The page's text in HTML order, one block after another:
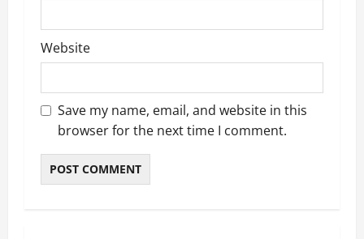
Website
Save my name, email, and website in this
browser for the next time I comment.